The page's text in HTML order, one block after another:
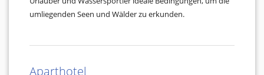
umliegenden Seen und Wälder zu erkunden.
Aparthotel